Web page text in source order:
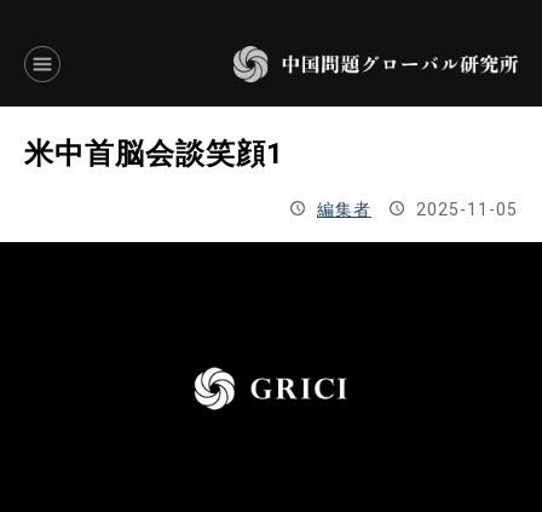
言語別アーカイブ
JAPANESE
米中首脳会談笑顔1
編集者 2025-11-05